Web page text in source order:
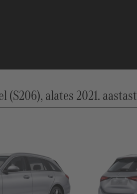
(S206), alates 2021. aastast